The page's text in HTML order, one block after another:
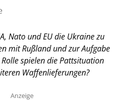
Nato und EU die Ukraine zu
mit Rußland und zur Aufgabe
spielen die Pattsituation
Waffenlieferungen?
Anzeige